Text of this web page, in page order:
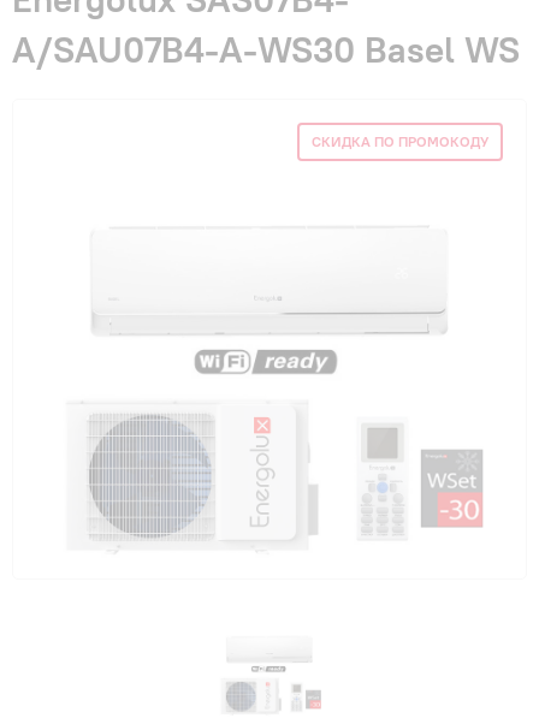
Гарантия и сервис
A/SAU07B4-A-WS30 Basel WS
СКИДКА ПО ПРОМОКОДУ